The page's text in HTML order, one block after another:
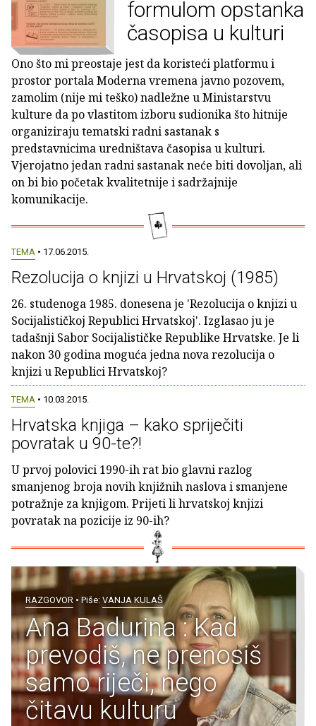
formulom opstanka
časopisa u kulturi
Ono što mi preostaje jest da koristeći platformu i
prostor portala Moderna vremena javno pozovem,
zamolim (nije mi teško) nadležne u Ministarstvu
kulture da po vlastitom izboru sudionika što hitnije
organiziraju tematski radni sastanak s
predstavnicima uredništava časopisa u kulturi.
Vjerojatno jedan radni sastanak neće biti dovoljan, ali
on bi bio početak kvalitetnije i sadržajnije
komunikacije.
TEMA • 17.06.2015.
Rezolucija o knjizi u Hrvatskoj (1985)
26. studenoga 1985. donesena je 'Rezolucija o knjizi u
Socijalističkoj Republici Hrvatskoj'. Izglasao ju je
tadašnji Sabor Socijalističke Republike Hrvatske. Je li
nakon 30 godina moguća jedna nova rezolucija o
knjizi u Republici Hrvatskoj?
TEMA • 10.03.2015.
Hrvatska knjiga – kako spriječiti
povratak u 90-te?!
U prvoj polovici 1990-ih rat bio glavni razlog
smanjenog broja novih knjižnih naslova i smanjene
potražnje za knjigom. Prijeti li hrvatskoj knjizi
povratak na pozicije iz 90-ih?
RAZGOVOR • Piše: VANJA KULAŠ
Ana Badurina : Kad
prevodiš, ne prenosiš
samo riječi, nego
čitavu kulturu